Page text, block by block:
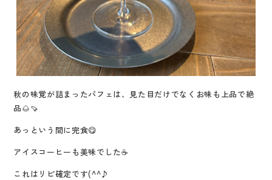
秋の味覚が詰まったパフェは、見た目だけでなくお味も上品で絶
品🌰🍠
あっという間に完食😋
アイスコーヒーも美味でした☕
これはリピ確定です(^^♪